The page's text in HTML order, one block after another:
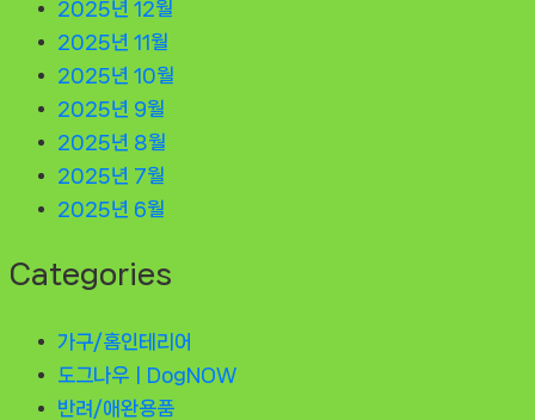
2025년 12월
2025년 11월
2025년 10월
2025년 9월
2025년 8월
2025년 7월
2025년 6월
Categories
가구/홈인테리어
도그나우ㅣDogNOW
반려/애완용품